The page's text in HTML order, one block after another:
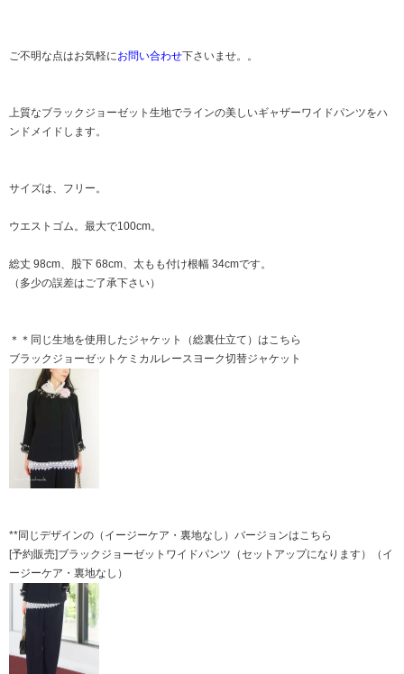
ご不明な点はお気軽にお問い合わせ下さいませ。。
上質なブラックジョーゼット生地でラインの美しいギャザーワイドパンツをハ
ンドメイドします。
サイズは、フリー。
ウエストゴム。最大で100cm。
総丈 98cm、股下 68cm、太もも付け根幅 34cmです。
（多少の誤差はご了承下さい）
＊＊同じ生地を使用したジャケット（総裏仕立て）はこちら
ブラックジョーゼットケミカルレースヨーク切替ジャケット
**同じデザインの（イージーケア・裏地なし）バージョンはこちら
[予約販売]ブラックジョーゼットワイドパンツ（セットアップになります）（イ
ージーケア・裏地なし）